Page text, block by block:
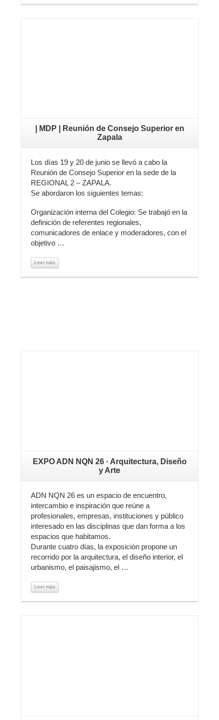
| MDP | Reunión de Consejo Superior en
Zapala
Los días 19 y 20 de junio se llevó a cabo la
Reunión de Consejo Superior en la sede de la
REGIONAL 2 – ZAPALA.
Se abordaron los siguientes temas:
Organización interna del Colegio: Se trabajó en la
definición de referentes regionales,
comunicadores de enlace y moderadores, con el
objetivo …
Leer más
EXPO ADN NQN 26 · Arquitectura, Diseño
y Arte
ADN NQN 26 es un espacio de encuentro,
intercambio e inspiración que reúne a
profesionales, empresas, instituciones y público
interesado en las disciplinas que dan forma a los
espacios que habitamos.
Durante cuatro días, la exposición propone un
recorrido por la arquitectura, el diseño interior, el
urbanismo, el paisajismo, el …
Leer más